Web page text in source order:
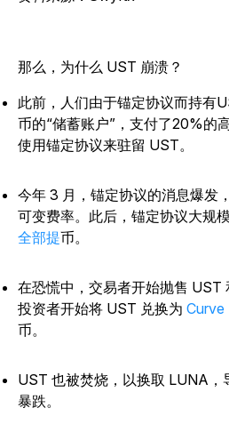
那么，为什么 UST 崩溃？
此前，人们由于锚定协议而持有
币的“储蓄账户”，支付了20%的
使用锚定协议来驻留 UST。
今年 3 月，锚定协议的消息爆发
可变费率。此后，锚定协议大规
全部提币。
在恐慌中，交易者开始抛售 UST
投资者开始将 UST 兑换为 Curve
币。
UST 也被焚烧，以换取 LUNA，
暴跌。